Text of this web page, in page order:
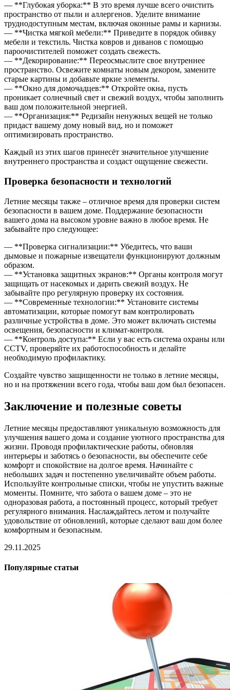
— **Глубокая уборка:** В это время лучше всего очистить
пространство от пыли и аллергенов. Уделите внимание
труднодоступным местам, включая оконные рамы и карнизы.
— **Чистка мягкой мебели:** Приведите в порядок обивку
мебели и текстиль. Чистка ковров и диванов с помощью
пароочистителей поможет создать свежесть.
— **Декорирование:** Переосмыслите свое внутреннее
пространство. Освежите комнаты новым декором, замените
старые картины и добавьте яркие элементы.
— **Окно для домочадцев:** Откройте окна, пусть
проникает солнечный свет и свежий воздух, чтобы заполнить
ваш дом положительной энергией.
— **Организация:** Редизайн ненужных вещей не только
придаст вашему дому новый вид, но и поможет
оптимизировать пространство.
Каждый из этих шагов принесёт значительное улучшение
внутреннего пространства и создаст ощущение свежести.
Проверка безопасности и технологий
Летние месяцы также – отличное время для проверки систем
безопасности в вашем доме. Поддержание безопасности
вашего дома на высоком уровне важно в любое время. Не
забывайте про следующее:
— **Проверка сигнализации:** Убедитесь, что ваши
дымовые и пожарные извещатели функционируют должным
образом.
— **Установка защитных экранов:** Органы контроля могут
защищать от насекомых и дарить свежий воздух. Не
забывайте про регулярную проверку их состояния.
— **Современные технологии:** Установите системы
автоматизации, которые помогут вам контролировать
различные устройства в доме. Это может включать системы
освещения, безопасности и климат-контроля.
— **Контроль доступа:** Если у вас есть система охраны или
CCTV, проверяйте их работоспособность и делайте
необходимую профилактику.
Создайте чувство защищенности не только в летние месяцы,
но и на протяжении всего года, чтобы ваш дом был безопасен.
Заключение и полезные советы
Летние месяцы предоставляют уникальную возможность для
улучшения вашего дома и создание уютного пространства для
жизни. Проводя профилактические работы, обновляя
интерьеры и заботясь о безопасности, вы обеспечите себе
комфорт и спокойствие на долгое время. Начинайте с
небольших задач и постепенно увеличивайте объем работы.
Используйте контрольные списки, чтобы не упустить важные
моменты. Помните, что забота о вашем доме – это не
одноразовая работа, а постоянный процесс, который требует
регулярного внимания. Наслаждайтесь летом и получайте
удовольствие от обновлений, которые сделают ваш дом более
комфортным и безопасным.
29.11.2025
Популярные статьи